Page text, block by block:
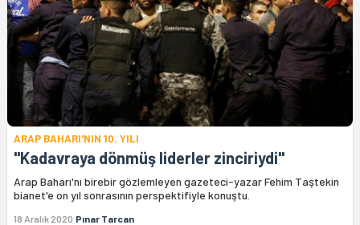
ARAP BAHARI'NIN 10. YILI
"Kadavraya dönmüş liderler zinciriydi"
Arap Baharı'nı birebir gözlemleyen gazeteci-yazar Fehim Taştekin
bianet'e on yıl sonrasının perspektifiyle konuştu.
18 Aralık 2020 Pınar Tarcan